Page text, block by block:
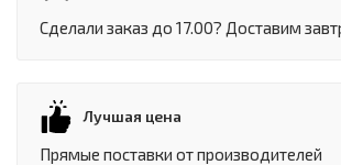
Сделали заказ до 17.00? Доставим
Лучшая цена
Прямые поставки от производителей